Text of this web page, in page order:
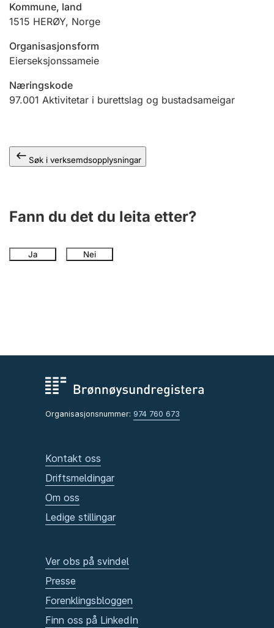
Andre tema
Kommune, land
1515 HERØY, Norge
Organisasjonsform
Eierseksjonssameie
Næringskode
97.001 Aktivitetar i burettslag og bustadsameigar
Søk i verksemdsopplysningar
Fann du det du leita etter?
Ja Nei
Organisasjonsnummer: 974 760 673
Kontakt oss
Driftsmeldingar
Om oss
Ledige stillingar
Ver obs på svindel
Presse
Forenklingsbloggen
Finn oss på LinkedIn